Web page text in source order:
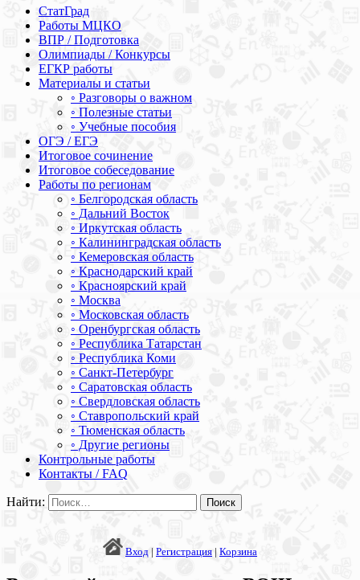
СтатГрад
Работы МЦКО
ВПР / Подготовка
Олимпиады / Конкурсы
ЕГКР работы
Материалы и статьи
◦ Разговоры о важном
◦ Полезные статьи
◦ Учебные пособия
ОГЭ / ЕГЭ
Итоговое сочинение
Итоговое собеседование
Работы по регионам
◦ Белгородская область
◦ Дальний Восток
◦ Иркутская область
◦ Калининградская область
◦ Кемеровская область
◦ Краснодарский край
◦ Красноярский край
◦ Москва
◦ Московская область
◦ Оренбургская область
◦ Республика Татарстан
◦ Республика Коми
◦ Санкт-Петербург
◦ Саратовская область
◦ Свердловская область
◦ Ставропольский край
◦ Тюменская область
◦ Другие регионы
Контрольные работы
Контакты / FAQ
Найти:
Вход | Регистрация | Корзина